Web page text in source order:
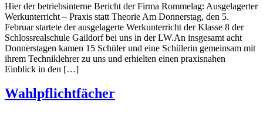
Hier der betriebsinterne Bericht der Firma Rommelag: Ausgelagerter
Werkunterricht – Praxis statt Theorie Am Donnerstag, den 5.
Februar startete der ausgelagerte Werkunterricht der Klasse 8 der
Schlossrealschule Gaildorf bei uns in der LW.An insgesamt acht
Donnerstagen kamen 15 Schüler und eine Schülerin gemeinsam mit
ihrem Techniklehrer zu uns und erhielten einen praxisnahen
Einblick in den […]
Wahlpflichtfächer